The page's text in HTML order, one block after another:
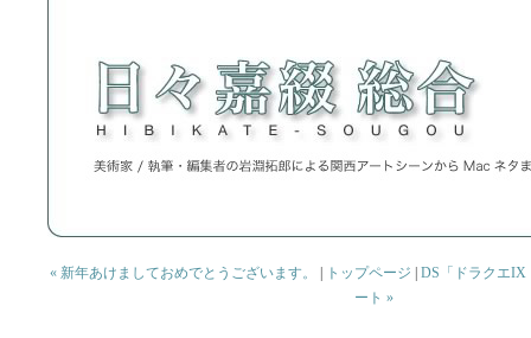
« 新年あけましておめでとうございます。 トップページ
DS「ドラクエ
ート »